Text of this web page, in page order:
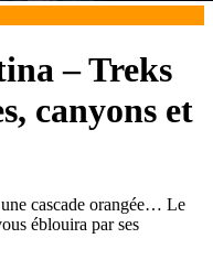
– Treks
canyons et
cascade orangée… Le
éblouira par ses